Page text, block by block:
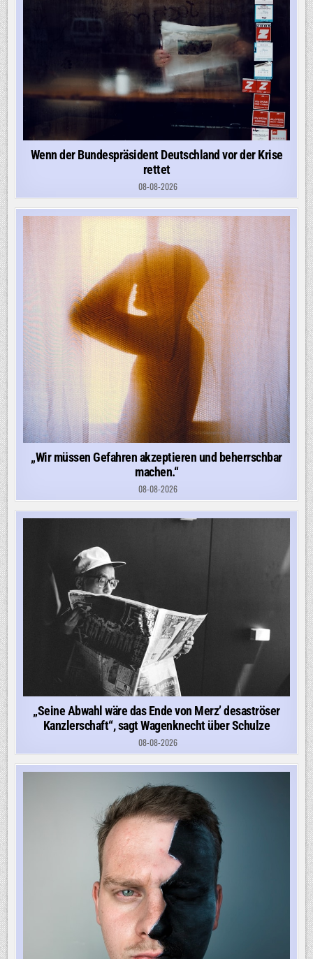
Wenn der Bundespräsident Deutschland vor der Krise
rettet
08-08-2026
„Wir müssen Gefahren akzeptieren und beherrschbar
machen.“
08-08-2026
„Seine Abwahl wäre das Ende von Merz’ desaströser
Kanzlerschaft“, sagt Wagenknecht über Schulze
08-08-2026